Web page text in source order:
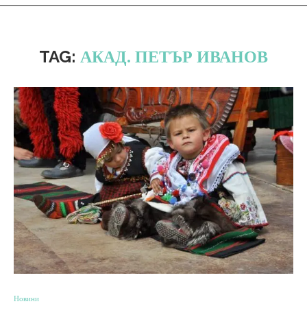
TAG: АКАД. ПЕТЪР ИВАНОВ
Новини